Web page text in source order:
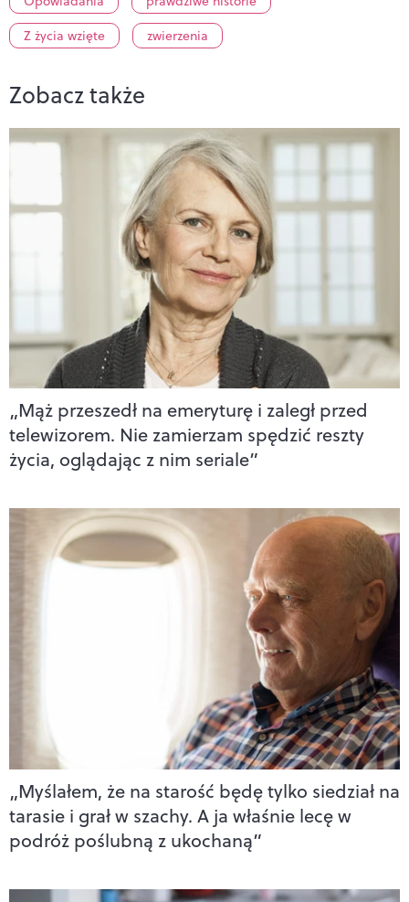
Z życia wzięte
zwierzenia
Zobacz także
„Mąż przeszedł na emeryturę i zaległ przed
telewizorem. Nie zamierzam spędzić reszty
życia, oglądając z nim seriale”
„Myślałem, że na starość będę tylko siedział na
tarasie i grał w szachy. A ja właśnie lecę w
podróż poślubną z ukochaną”